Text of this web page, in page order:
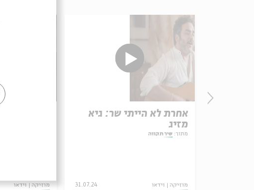
מוזיקה וידאו
אחרת לא הייתי שר: גיא
מזיג
מתוך: שיר תקווה
מוזיקה וידאו 31.07.24